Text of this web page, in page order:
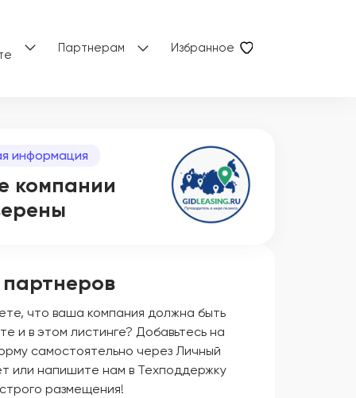
Партнерам Избранное
информация
компании
что ваша компания должна быть
и в этом листинге? Добавьтесь на
самостоятельно через Личный
или напишите нам в Техподдержку
размещения!